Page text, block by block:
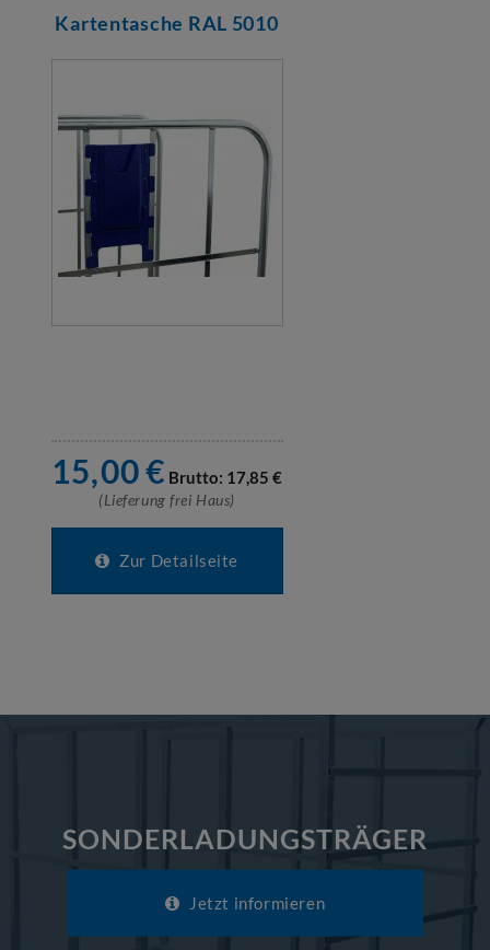
Kartentasche RAL 5010
15,00€ Brutto: 17,85 €
(Lieferung frei Haus)
Zur Detailseite
SONDERLADUNGSTRÄGER
Jetzt informieren